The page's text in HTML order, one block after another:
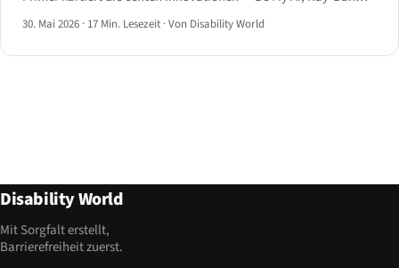
Meta, smarter Langstock, Monarch und KI-Screenreader — was
30. Mai 2026 · 17 Min. Lesezeit ·Von Disability World
Disability World
Mit Sorgfalt erstellt,
Barrierefreiheit zuerst.